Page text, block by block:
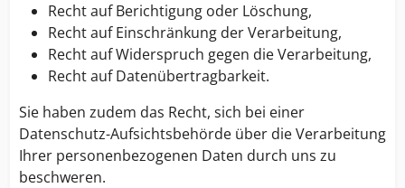
Recht auf Berichtigung oder Löschung,
Recht auf Einschränkung der Verarbeitung,
Recht auf Widerspruch gegen die Verarbeitung,
Recht auf Datenübertragbarkeit.
Sie haben zudem das Recht, sich bei einer
Datenschutz-Aufsichtsbehörde über die Verarbeitung
Ihrer personenbezogenen Daten durch uns zu
beschweren.